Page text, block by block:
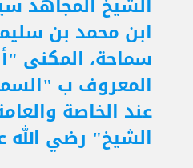
ابن محمد بن
سماحة، المكنى
المعروف ب
عند الخاصة
الشيخ" رضي الله